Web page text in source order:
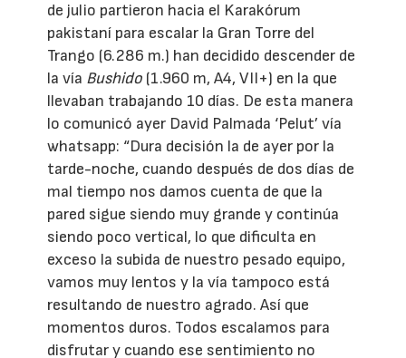
de julio partieron hacia el Karakórum
pakistaní para escalar la Gran Torre del
Trango (6.286 m.) han decidido descender de
la vía Bushido (1.960 m, A4, VII+) en la que
llevaban trabajando 10 días. De esta manera
lo comunicó ayer David Palmada ‘Pelut’ vía
whatsapp: “Dura decisión la de ayer por la
tarde-noche, cuando después de dos días de
mal tiempo nos damos cuenta de que la
pared sigue siendo muy grande y continúa
siendo poco vertical, lo que dificulta en
exceso la subida de nuestro pesado equipo,
vamos muy lentos y la vía tampoco está
resultando de nuestro agrado. Así que
momentos duros. Todos escalamos para
disfrutar y cuando ese sentimiento no